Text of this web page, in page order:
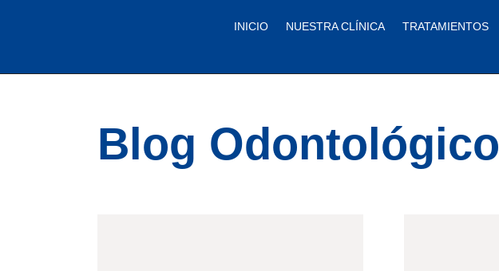
INICIO NUESTRA CLÍNICA TRATAMIENTOS
Blog Odontológico